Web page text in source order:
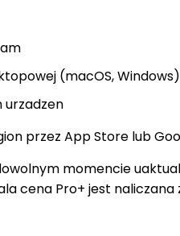
(macOS, Windows)
urzadzen
przez App Store lub
momencie
cena Pro+ jest